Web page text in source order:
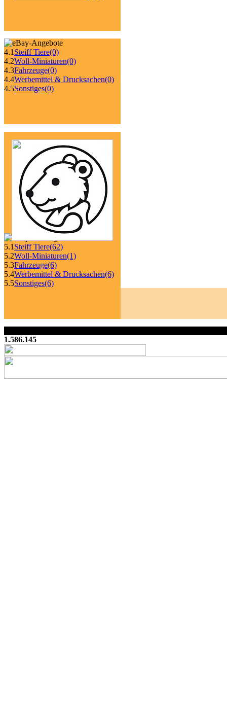
4.1 Steiff Tiere(0)
4.2Woll-Miniaturen(0)
4.3Fahrzeuge(0)
4.4Werbemittel & Drucksachen(0)
4.5Sonstiges(0)
5.1 Steiff Tiere(62)
5.2Woll-Miniaturen(1)
5.3Fahrzeuge(6)
5.4Werbemittel & Drucksachen(6)
5.5Sonstiges(6)
1.586.145